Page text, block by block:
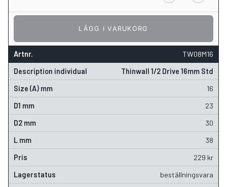
LÄGG I VARUKORG
TW08M16
Thinwall 1/2 Drive 16mm Std
16
23
30
38
229 kr
beställningsvara